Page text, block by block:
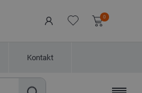
0
Kontakt